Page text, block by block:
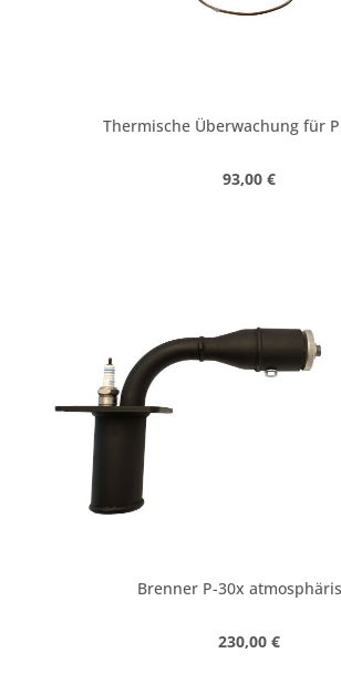
Thermische Überwachung für
Regulärer Preis:
93,00 €
Brenner P-30x
Regulärer Preis:
230,00 €